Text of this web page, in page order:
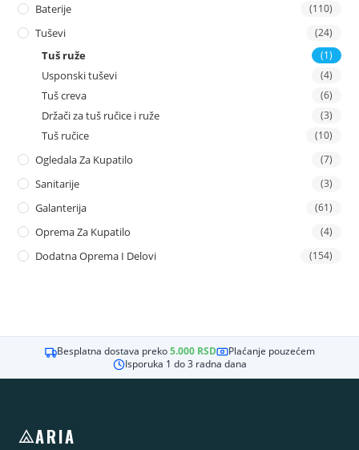
Baterije (110)
Tuševi (24)
Tuš ruže (1)
Usponski tuševi (4)
Tuš creva (6)
Držači za tuš ručice i ruže (3)
Tuš ručice (10)
Ogledala Za Kupatilo (7)
Sanitarije (3)
Galanterija (61)
Oprema Za Kupatilo (4)
Dodatna Oprema I Delovi (154)
Besplatna dostava preko5.000 RSD
Plaćanje pouzećem
Isporuka 1 do 3 radna dana
ARIA